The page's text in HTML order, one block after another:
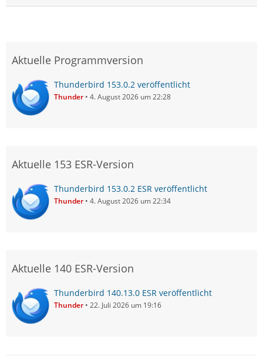
Aktuelle Programmversion
Thunderbird 153.0.2 veröffentlicht
Thunder 4. August 2026 um 22:28
Aktuelle 153 ESR-Version
Thunderbird 153.0.2 ESR veröffentlicht
Thunder 4. August 2026 um 22:34
Aktuelle 140 ESR-Version
Thunderbird 140.13.0 ESR veröffentlicht
Thunder 22. Juli 2026 um 19:16